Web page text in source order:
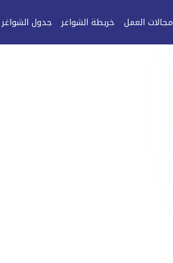
مجالات العمل خريطة الشواغر جدول الشواغر